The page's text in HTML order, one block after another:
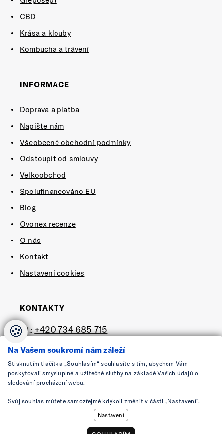
CBD
Krása a klouby
Kombucha a trávení
INFORMACE
Doprava a platba
Napište nám
Všeobecné obchodní podmínky
Odstoupit od smlouvy
Velkoobchod
Spolufinancováno EU
Blog
Ovonex recenze
O nás
Kontakt
Nastavení cookies
KONTAKTY
tel.:+420 734 685 715
SLEDUJTE NÁS
🍪
Na Vašem soukromí nám záleží
Stisknutím tlačítka „Souhlasím“ souhlasíte s tím, abychom Vám
poskytovali smysluplné a užitečné služby na základě Vašich údajů o
sledování procházení webu.
Svůj souhlas můžete samozřejmě kdykoli změnit v části „Nastavení“.
Nastavení